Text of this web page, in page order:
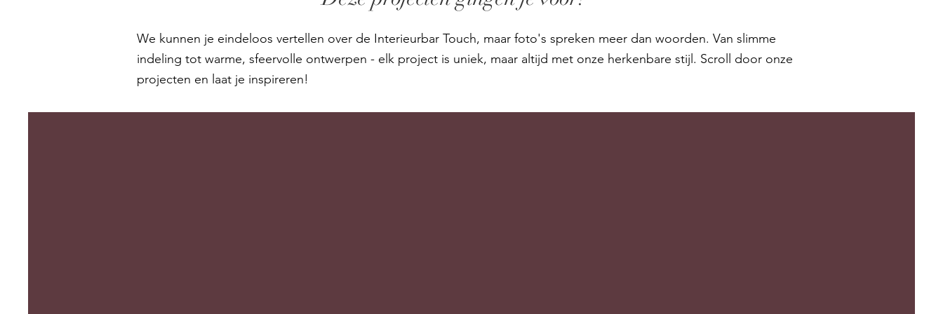
We kunnen je eindeloos vertellen over de Interieurbar Touch, maar foto's spreken meer dan woorden. Van slimme
indeling tot warme, sfeervolle ontwerpen - elk project is uniek, maar altijd met onze herkenbare stijl. Scroll door onze
projecten en laat je inspireren!